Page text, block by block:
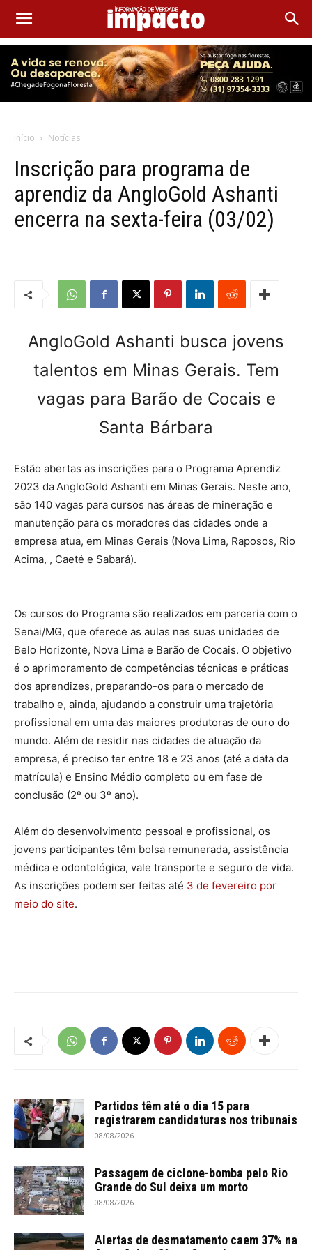
Início Notícias
Inscrição para programa de
aprendiz da AngloGold Ashanti
encerra na sexta-feira (03/02)
AngloGold Ashanti busca jovens
talentos em Minas Gerais. Tem
vagas para Barão de Cocais e
Santa Bárbara
Estão abertas as inscrições para o Programa Aprendiz
2023 daAngloGold Ashanti em Minas Gerais. Neste ano,
são 140 vagas para cursos nas áreas de mineração e
manutenção para os moradores das cidades onde a
empresa atua, em Minas Gerais (Nova Lima, Raposos, Rio
Acima, , Caeté e Sabará).
Os cursos do Programa são realizados em parceria com o
Senai/MG, que oferece as aulas nas suas unidades de
Belo Horizonte, Nova Lima e Barão de Cocais. O objetivo
é o aprimoramento de competências técnicas e práticas
dos aprendizes, preparando-os para o mercado de
trabalho e, ainda, ajudando a construir uma trajetória
profissional em uma das maiores produtoras de ouro do
mundo. Além de residir nas cidades de atuação da
empresa, é preciso ter entre 18 e 23 anos (até a data da
matrícula) e Ensino Médio completo ou em fase de
conclusão (2º ou 3º ano).
Além do desenvolvimento pessoal e profissional, os
jovens participantes têm bolsa remunerada, assistência
médica e odontológica, vale transporte e seguro de vida.
As inscrições podem ser feitas até 3 de fevereiro por
meio do site.
Partidos têm até o dia 15 para
registrarem candidaturas nos tribunais
08/08/2026
Passagem de ciclone-bomba pelo Rio
Grande do Sul deixa um morto
08/08/2026
Alertas de desmatamento caem 37% na